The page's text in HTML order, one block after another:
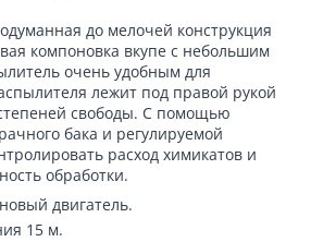
до мелочей конструкция
компоновка вкупе с небольшим
очень удобным для
лежит под правой рукой
свободы. С помощью
бака и регулируемой
расход химикатов и
обработки.
двигатель.
15 м.